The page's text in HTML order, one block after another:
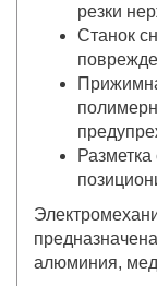
резки
Станок
алюминия,